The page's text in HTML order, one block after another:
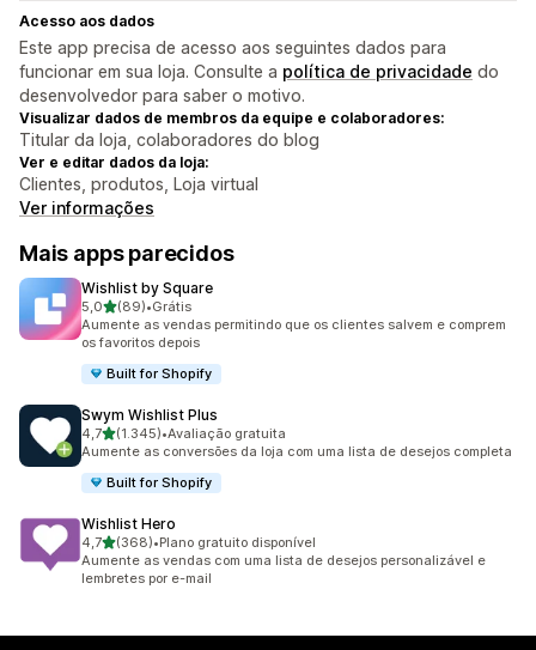
Acesso aos dados
Este app precisa de acesso aos seguintes dados para
funcionar em sua loja. Consulte a política de privacidade do
desenvolvedor para saber o motivo.
Visualizar dados de membros da equipe e colaboradores:
Titular da loja, colaboradores do blog
Ver e editar dados da loja:
Clientes, produtos, Loja virtual
Ver informações
Mais apps parecidos
Wishlist by Square
5,0de 5 estrelas
(89)
89 avaliações ao todo
•Grátis
Aumente as vendas permitindo que os clientes salvem e comprem
os favoritos depois
Built for Shopify
Swym Wishlist Plus
4,7de 5 estrelas
(1.345)
1345 avaliações ao todo
•Avaliação gratuita
Aumente as conversões da loja com uma lista de desejos completa
Built for Shopify
Wishlist Hero
4,7de 5 estrelas
(368)
368 avaliações ao todo
•Plano gratuito disponível
Aumente as vendas com uma lista de desejos personalizável e
lembretes por e-mail